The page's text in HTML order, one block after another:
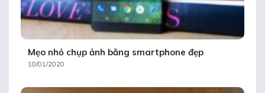
Mẹo nhỏ chụp ảnh bằng smartphone đẹp
10/01/2020